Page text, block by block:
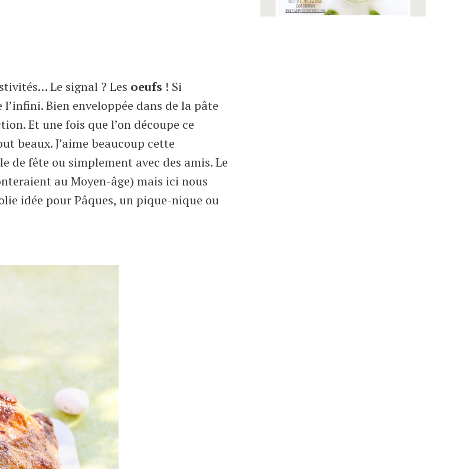
Le signal ? Les oeufs ! Si
Bien enveloppée dans de la pâte
Et une fois que l’on découpe ce
beaux. J’aime beaucoup cette
fête ou simplement avec des amis. Le
au Moyen-âge) mais ici nous
idée pour Pâques, un pique-nique ou